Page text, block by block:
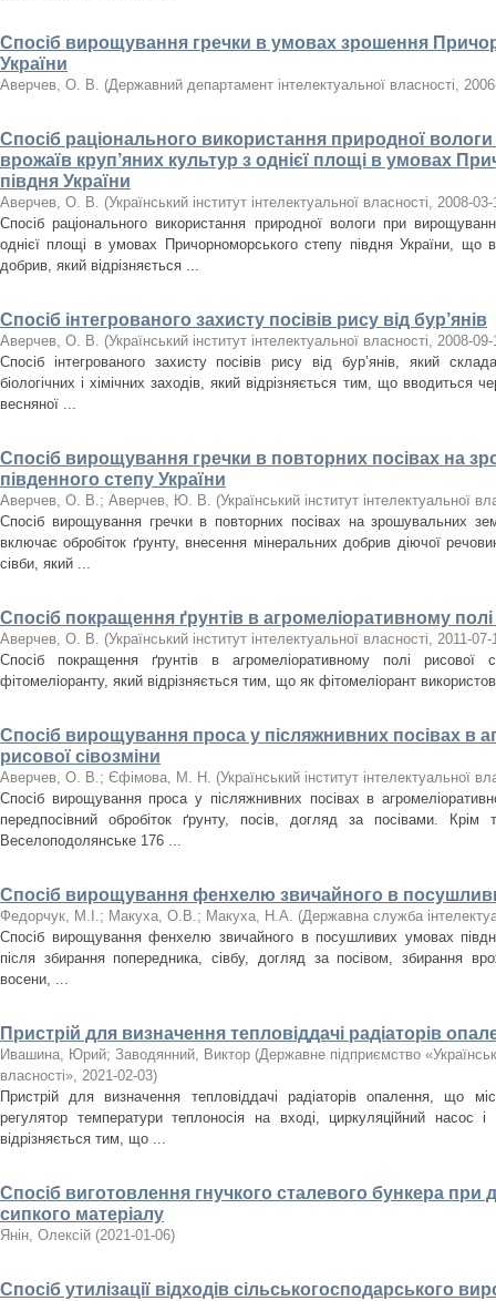
Спосіб вирощування гречки в умовах зрошення
України
Аверчев, О. В. (Державний департамент інтелектуальної власності,
Спосіб раціонального використання природної
врожаїв круп’яних культур з однієї площі в умовах
півдня України
Аверчев, О. В. (Український інститут інтелектуальної власності, 2008-03-
Спосіб раціонального використання природної вологи при
однієї площі в умовах Причорноморського степу півдня України, що
добрив, який відрізняється ...
Спосіб інтегрованого захисту посівів рису від бур’янів
Аверчев, О. В. (Український інститут інтелектуальної власності, 2008-09-
Спосіб інтегрованого захисту посівів рису від бур’янів, який
біологічних і хімічних заходів, який відрізняється тим, що вводиться
весняної ...
Спосіб вирощування гречки в повторних посівах на
південного степу України
Аверчев, О. В.; Аверчев, Ю. В. (Український інститут інтелектуальної
Спосіб вирощування гречки в повторних посівах на зрошувальних
включає обробіток ґрунту, внесення мінеральних добрив діючої
сівби, який ...
Спосіб покращення ґрунтів в агромеліоративному полі
Аверчев, О. В. (Український інститут інтелектуальної власності, 2011-07-
Спосіб покращення ґрунтів в агромеліоративному полі рисової
фітомеліоранту, який відрізняється тим, що як фітомеліорант
Спосіб вирощування проса у післяжнивних посівах в
рисової сівозміни
Аверчев, О. В.; Єфімова, М. Н. (Український інститут інтелектуальної
Спосіб вирощування проса у післяжнивних посівах в
передпосівний обробіток ґрунту, посів, догляд за посівами.
Веселоподолянське 176 ...
Спосіб вирощування фенхелю звичайного в
Федорчук, М.І.; Макуха, О.В.; Макуха, Н.А. (Державна служба
Спосіб вирощування фенхелю звичайного в посушливих умовах
після збирання попередника, сівбу, догляд за посівом, збирання
восени, ...
Пристрій для визначення тепловіддачі радіаторів
Ивашина, Юрий; Заводянний, Виктор (Державне підприємство
власності», 2021-02-03)
Пристрій для визначення тепловіддачі радіаторів опалення, що
регулятор температури теплоносія на вході, циркуляційний насос
відрізняється тим, що ...
Спосіб виготовлення гнучкого сталевого бункера при
сипкого матеріалу
Янін, Олексій (2021-01-06)
Спосіб утилізації відходів сільськогосподарського